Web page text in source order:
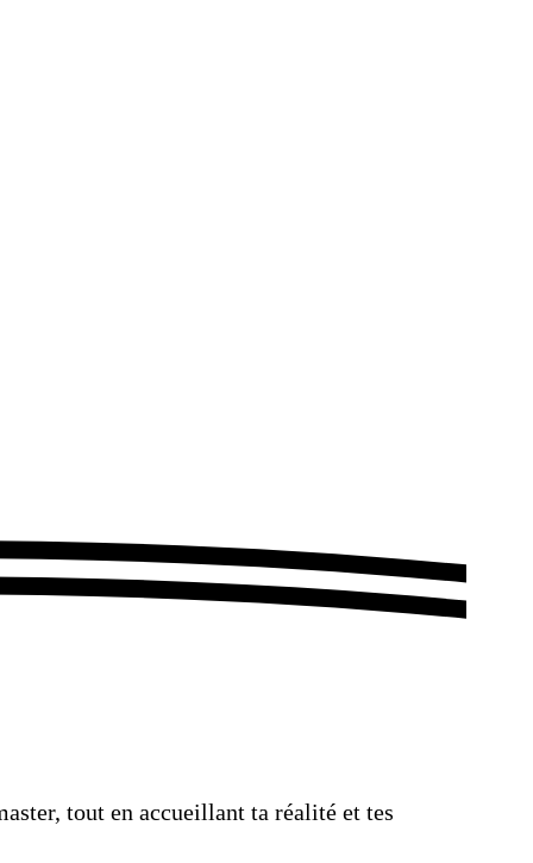
tout en accueillant ta réalité et tes